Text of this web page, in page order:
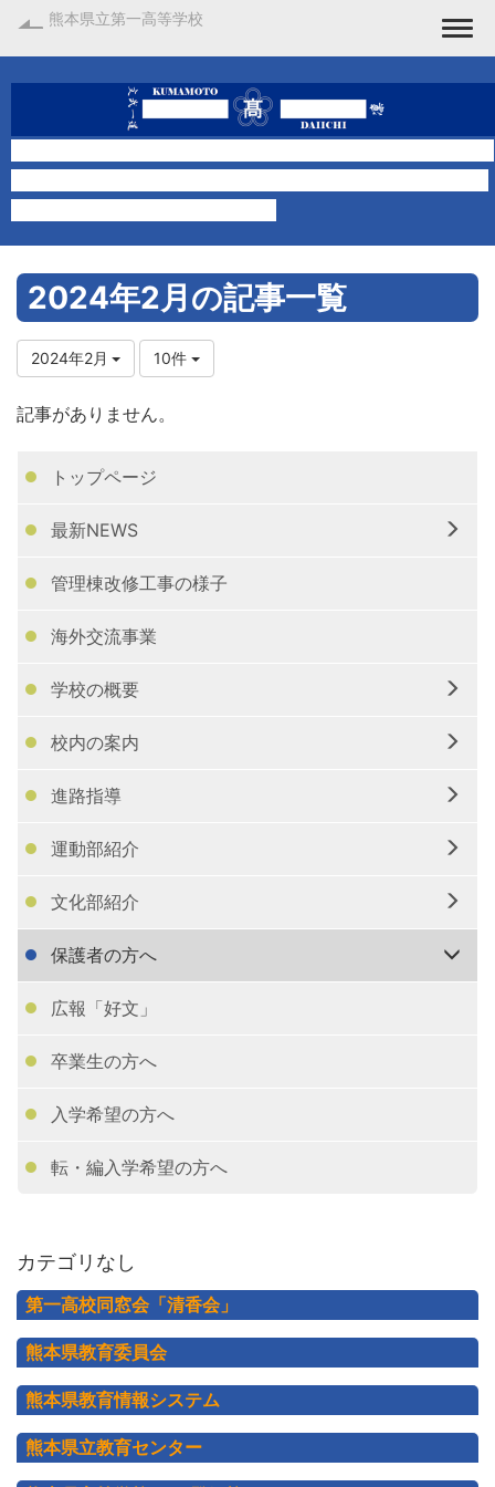
熊本県立第一高等学校
2024年2月の記事一覧
2024年2月 10件
記事がありません。
トップページ
最新NEWS
管理棟改修工事の様子
海外交流事業
学校の概要
校内の案内
進路指導
運動部紹介
文化部紹介
保護者の方へ
広報「好文」
卒業生の方へ
入学希望の方へ
転・編入学希望の方へ
カテゴリなし
第一高校同窓会「清香会」
熊本県教育委員会
熊本県教育情報システム
熊本県立教育センター